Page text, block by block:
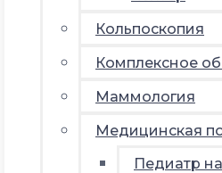
Кольпоскопия
Комплексное
Маммология
Медицинская
Педиатр